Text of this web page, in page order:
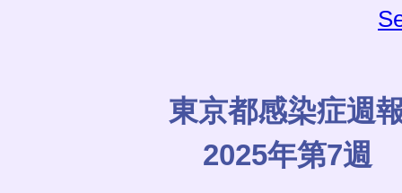
東京都感染症週
2025年第7週